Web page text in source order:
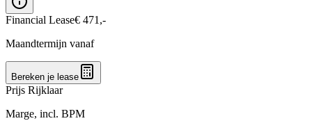
Financial Lease€ 471 ,-
Maandtermijn vanaf
Bereken je lease
Prijs Rijklaar
Marge, incl. BPM